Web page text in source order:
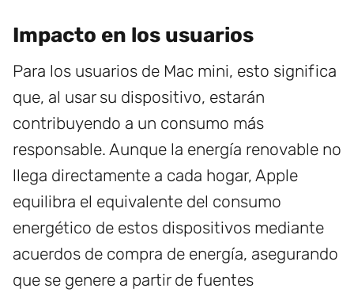
Impacto en los usuarios
Para los usuarios de Mac mini, esto significa
que, al usar su dispositivo, estarán
contribuyendo a un consumo más
responsable. Aunque la energía renovable no
llega directamente a cada hogar, Apple
equilibra el equivalente del consumo
energético de estos dispositivos mediante
acuerdos de compra de energía, asegurando
que se genere a partir de fuentes